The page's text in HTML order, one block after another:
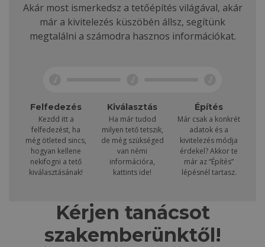
Akár most ismerkedsz a tetőépítés világával, akár
már a kivitelezés küszöbén állsz, segítünk
megtalálni a számodra hasznos információkat.
Felfedezés
Kezdd itt a
felfedezést, ha
még ötleted sincs,
hogyan kellene
nekifogni a tető
kiválasztásának!
Kiválasztás
Ha már tudod
milyen tető tetszik,
de még szükséged
van némi
információra,
kattints ide!
Építés
Már csak a konkrét
adatok és a
kivitelezés módja
érdekel? Akkor te
már az “Építés”
lépésnél tartasz.
Kérjen tanácsot
szakemberünktől!